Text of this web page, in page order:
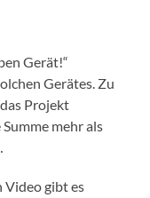
Gerät!“
Gerätes. Zu
Projekt
mehr als
Video gibt es